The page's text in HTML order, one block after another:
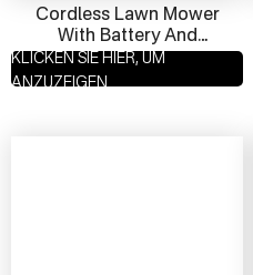
Cordless Lawn Mower
With Battery And
Charger – 550mm
Cutting Width, Zero
KLICKEN SIE HIER, UM
ANZUZEIGEN